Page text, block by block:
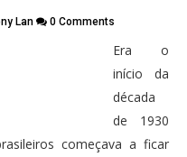
Lan 0 Comments
Era o
início da
década
de 1930
começava a ficar